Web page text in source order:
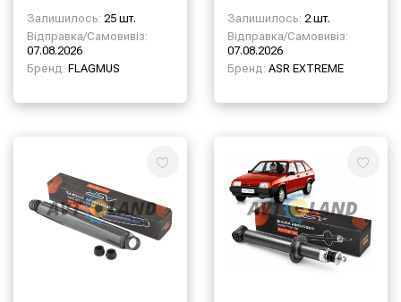
Залишилось: 25 шт.
Відправка/Самовивіз:
07.08.2026
Бренд: FLAGMUS
Залишилось: 2 шт.
Відправка/Самовивіз:
07.08.2026
Бренд: ASR EXTREME